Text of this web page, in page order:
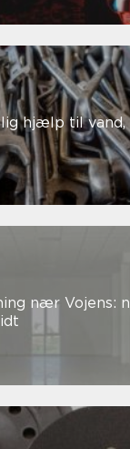
hjælp til vand,
nær Vojens: